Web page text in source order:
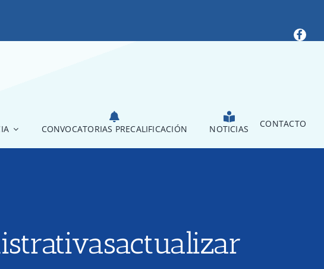
CONVOCATORIAS PRECALIFICACIÓN NOTICIAS CONTACTO